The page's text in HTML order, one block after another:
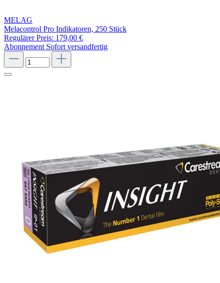
MELAG
Melacontrol Pro Indikatoren, 250 Stück
Regulärer Preis: 179,00 €
Abonnement Sofort versandfertig